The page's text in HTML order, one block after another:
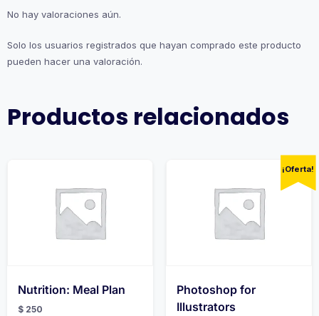
No hay valoraciones aún.
Solo los usuarios registrados que hayan comprado este producto
pueden hacer una valoración.
Productos relacionados
Nutrition: Meal Plan
$ 250
¡Oferta!
Photoshop for
Illustrators